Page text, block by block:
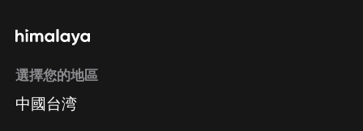
選擇您的地區
中國台湾